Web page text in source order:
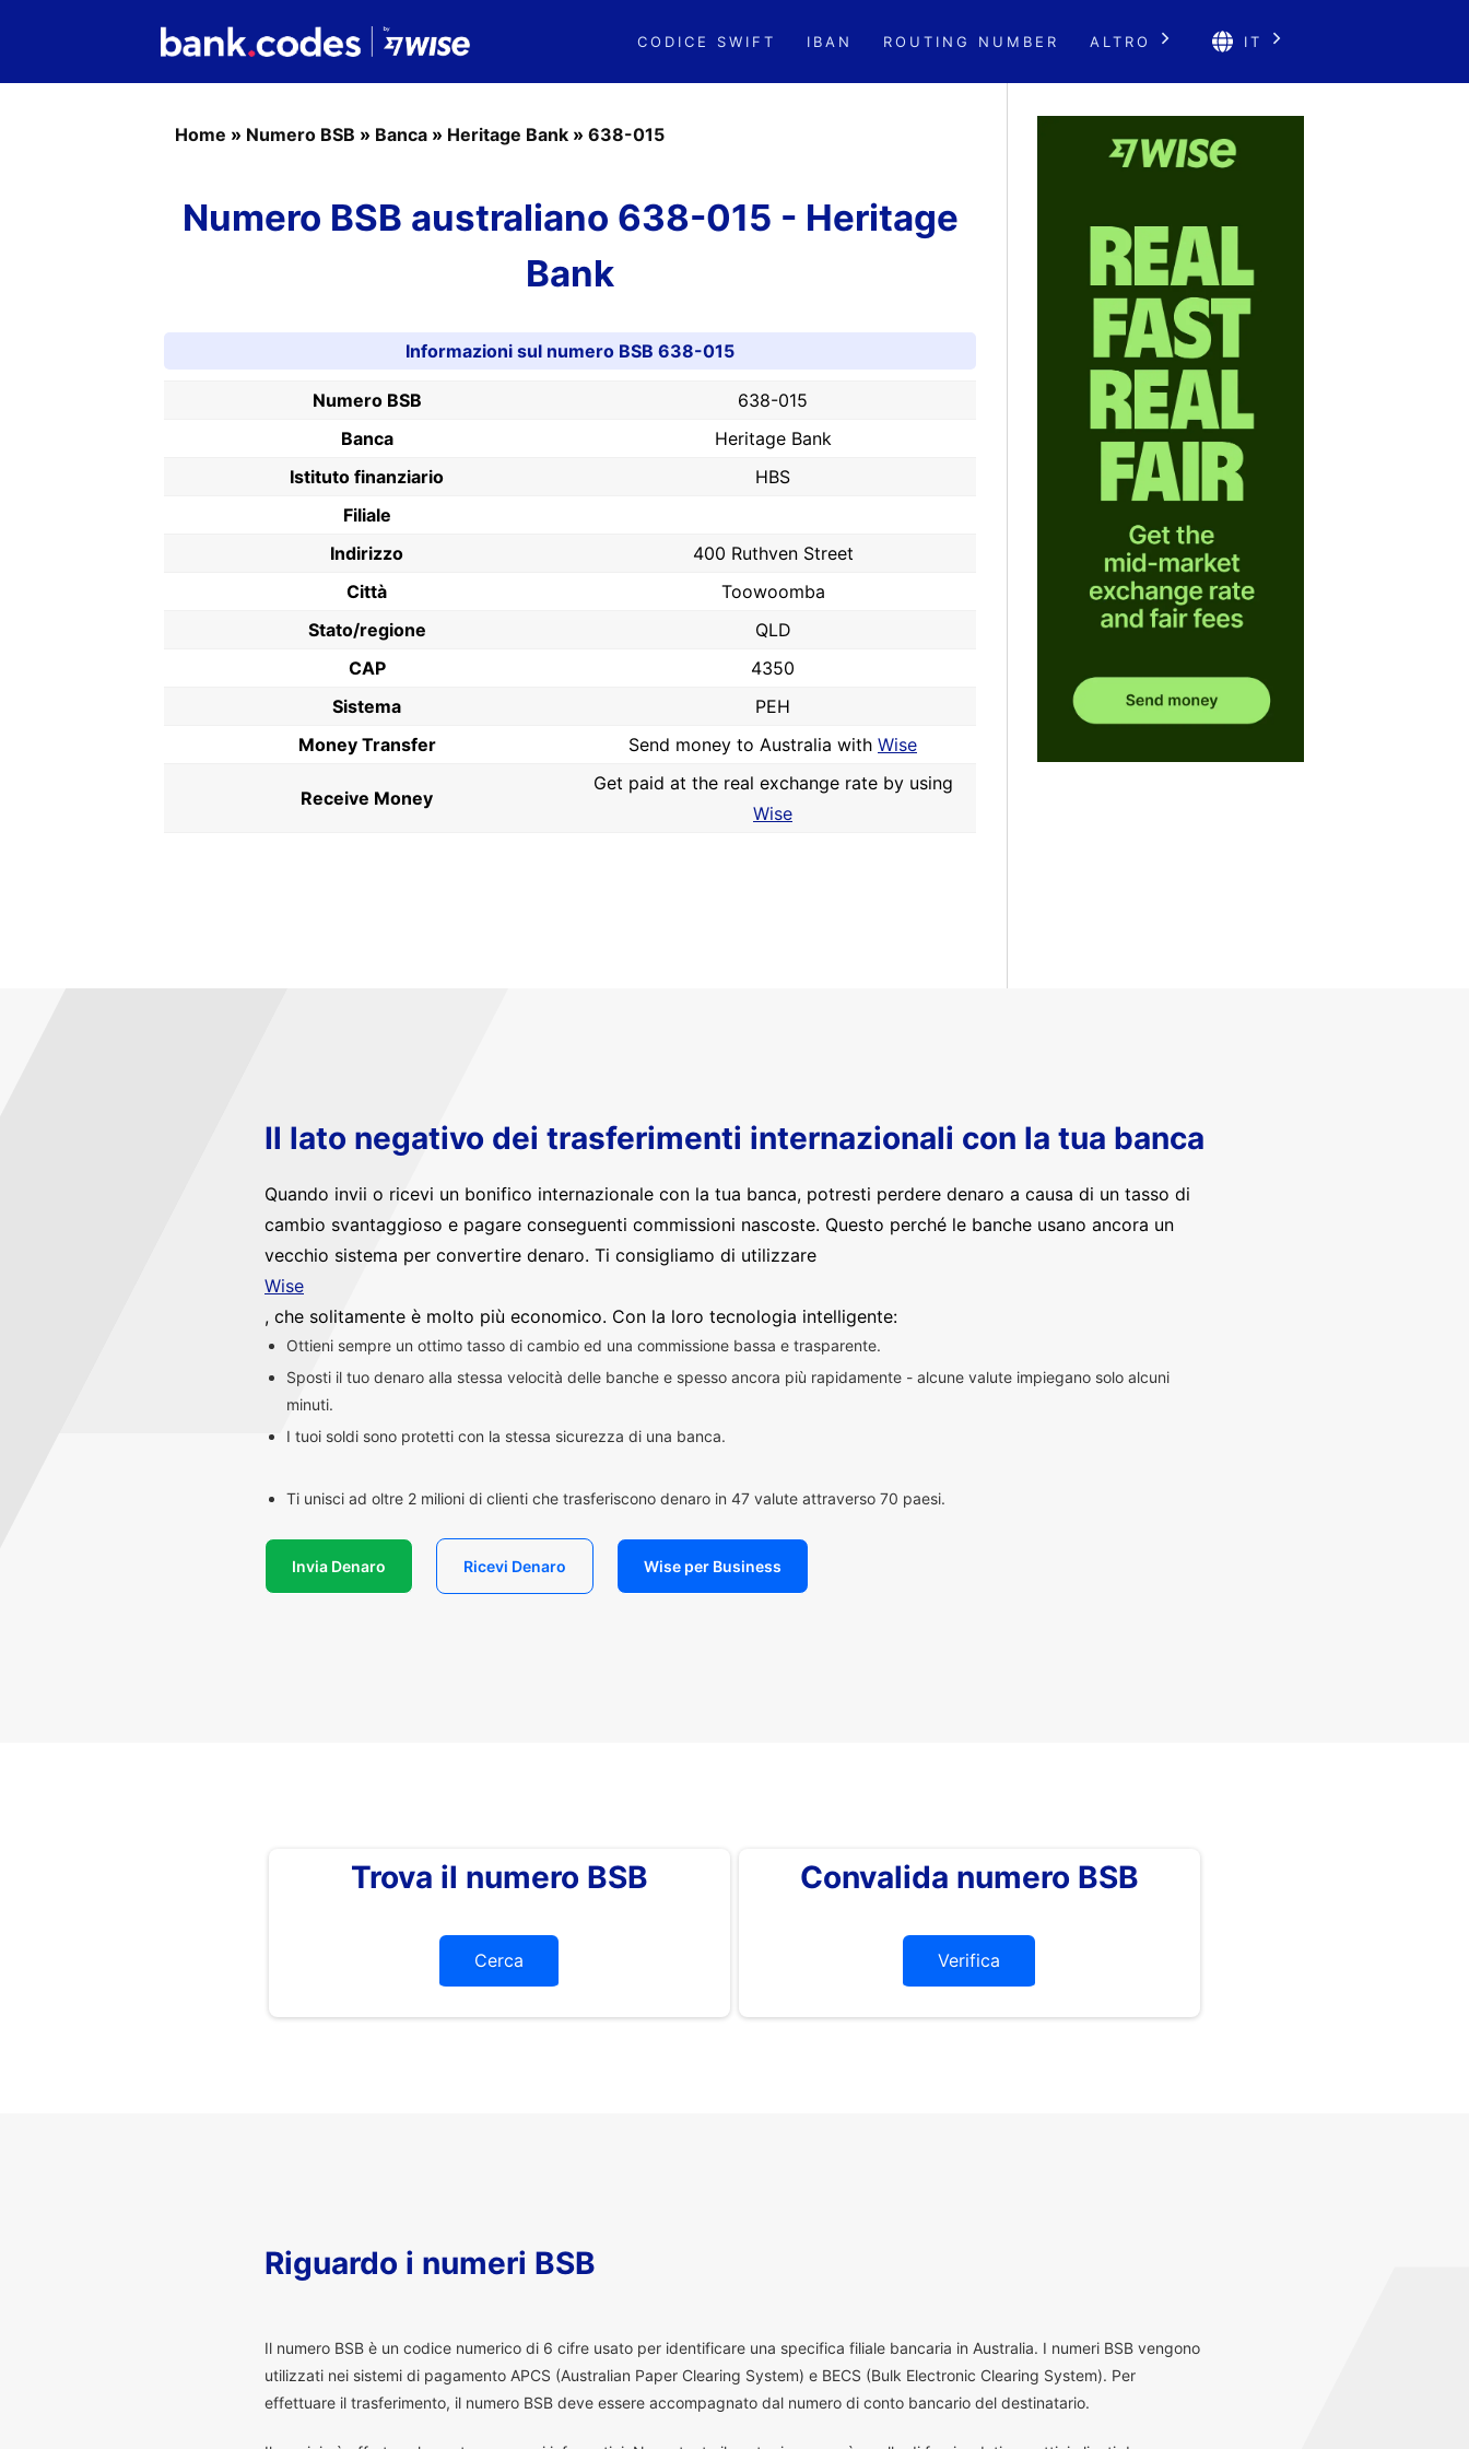
CODICE SWIFT IBAN ROUTING NUMBER ALTRO IT
Home » Numero BSB » Banca » Heritage Bank » 638-015
Numero BSB australiano 638-015 - Heritage
Bank
Informazioni sul numero BSB 638-015
Numero BSB
638-015
Banca
Heritage Bank
Istituto finanziario
HBS
Filiale
Indirizzo
400 Ruthven Street
Città
Toowoomba
Stato/regione
QLD
CAP
4350
Sistema
PEH
Money Transfer
Send money to Australia with Wise
Receive Money
Get paid at the real exchange rate by using
Wise
Il lato negativo dei trasferimenti internazionali con la tua banca
Quando invii o ricevi un bonifico internazionale con la tua banca, potresti perdere denaro a causa di un tasso di
cambio svantaggioso e pagare conseguenti commissioni nascoste. Questo perché le banche usano ancora un
vecchio sistema per convertire denaro. Ti consigliamo di utilizzare
Wise
, che solitamente è molto più economico. Con la loro tecnologia intelligente:
Ottieni sempre un ottimo tasso di cambio ed una commissione bassa e trasparente.
Sposti il tuo denaro alla stessa velocità delle banche e spesso ancora più rapidamente - alcune valute impiegano solo alcuni
minuti.
I tuoi soldi sono protetti con la stessa sicurezza di una banca.
Ti unisci ad oltre 2 milioni di clienti che trasferiscono denaro in 47 valute attraverso 70 paesi.
Invia Denaro Ricevi Denaro Wise per Business
Trova il numero BSB
Cerca
Convalida numero BSB
Verifica
Riguardo i numeri BSB
Il numero BSB è un codice numerico di 6 cifre usato per identificare una specifica filiale bancaria in Australia. I numeri BSB vengono
utilizzati nei sistemi di pagamento APCS (Australian Paper Clearing System) e BECS (Bulk Electronic Clearing System). Per
effettuare il trasferimento, il numero BSB deve essere accompagnato dal numero di conto bancario del destinatario.